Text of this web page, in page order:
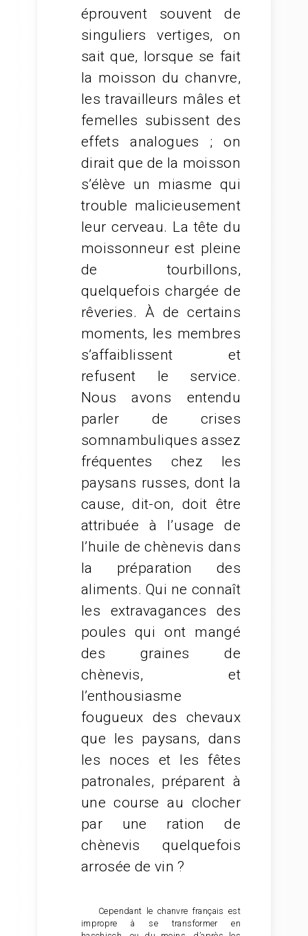
éprouvent souvent de
singuliers vertiges, on
sait que, lorsque se fait
la moisson du chanvre,
les travailleurs mâles et
femelles subissent des
effets analogues ; on
dirait que de la moisson
s’élève un miasme qui
trouble malicieusement
leur cerveau. La tête du
moissonneur est pleine
de tourbillons,
quelquefois chargée de
rêveries. À de certains
moments, les membres
s’affaiblissent et
refusent le service.
Nous avons entendu
parler de crises
somnambuliques assez
fréquentes chez les
paysans russes, dont la
cause, dit-on, doit être
attribuée à l’usage de
l’huile de chènevis dans
la préparation des
aliments. Qui ne connaît
les extravagances des
poules qui ont mangé
des graines de
chènevis, et
l’enthousiasme
fougueux des chevaux
que les paysans, dans
les noces et les fêtes
patronales, préparent à
une course au clocher
par une ration de
chènevis quelquefois
arrosée de vin ?
Cependant le chanvre français est
impropre à se transformer en